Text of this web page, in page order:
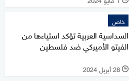
خاص
السداسية العربية تؤكد استياءها من
الفيتو الأميركي ضد فلسطين
l 28 أبريل 2024